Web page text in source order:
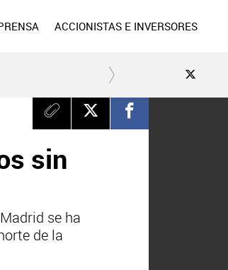
ACCIONISTAS E INVERSORES
sin
se ha
de la